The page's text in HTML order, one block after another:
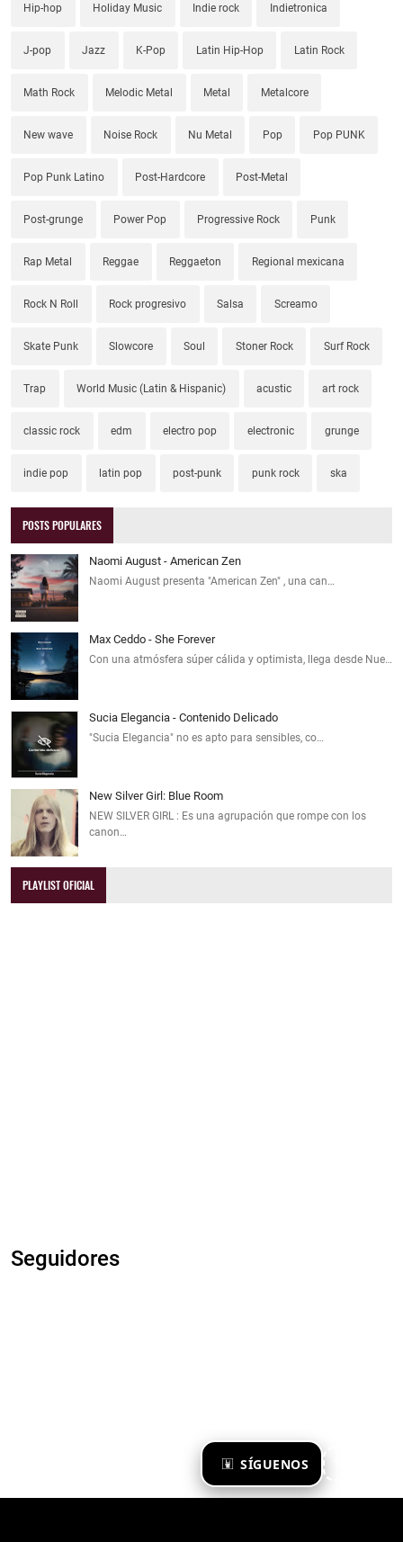
SÍGUENOS
Hip-hop Holiday Music Indie rock Indietronica
J-pop Jazz K-Pop Latin Hip-Hop Latin Rock
Math Rock Melodic Metal Metal Metalcore
New wave Noise Rock Nu Metal Pop Pop PUNK
Pop Punk Latino Post-Hardcore Post-Metal
Post-grunge Power Pop Progressive Rock Punk
Rap Metal Reggae Reggaeton Regional mexicana
Rock N Roll Rock progresivo Salsa Screamo
Skate Punk Slowcore Soul Stoner Rock Surf Rock
Trap World Music (Latin & Hispanic) acustic art rock
classic rock edm electro pop electronic grunge
indie pop latin pop post-punk punk rock ska
POSTS POPULARES
Naomi August - American Zen
Naomi August presenta "American Zen" , una can…
Max Ceddo - She Forever
Con una atmósfera súper cálida y optimista, llega desde Nue…
Sucia Elegancia - Contenido Delicado
"Sucia Elegancia" no es apto para sensibles, co…
New Silver Girl: Blue Room
NEW SILVER GIRL : Es una agrupación que rompe con los
canon…
PLAYLIST OFICIAL
Seguidores